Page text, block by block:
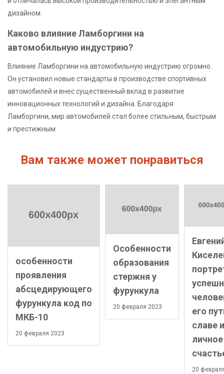
дизайном.
Каково влияние Ламборгини на
автомобильную индустрию?
Влияние Ламборгини на автомобильную индустрию огромно.
Он установил новые стандарты в производстве спортивных
автомобилей и внес существенный вклад в развитие
инновационных технологий и дизайна. Благодаря
Ламборгини, мир автомобилей стал более стильным, быстрым
и престижным.
Вам также может понравиться
особенности
проявления
абсцедирующего
фурункула код по
МКБ-10
20 февраля 2023
Особенности
образования
стержня у
фурункула
20 февраля 2023
его
славе и
личное
20